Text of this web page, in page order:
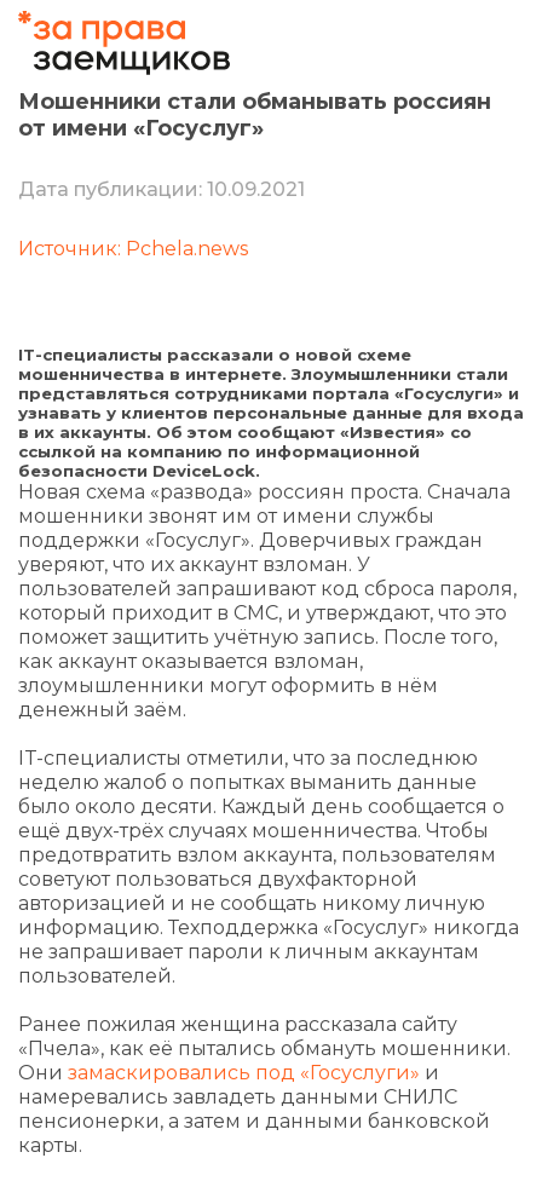
Мошенники стали обманывать россиян
от имени «Госуслуг»
Дата публикации: 10.09.2021
Источник: Pchela.news
IT-специалисты рассказали о новой схеме
мошенничества в интернете. Злоумышленники стали
представляться сотрудниками портала «Госуслуги» и
узнавать у клиентов персональные данные для входа
в их аккаунты. Об этом сообщают «Известия» со
ссылкой на компанию по информационной
безопасности DeviceLock.
Новая схема «развода» россиян проста. Сначала
мошенники звонят им от имени службы
поддержки «Госуслуг». Доверчивых граждан
уверяют, что их аккаунт взломан. У
пользователей запрашивают код сброса пароля,
который приходит в СМС, и утверждают, что это
поможет защитить учётную запись. После того,
как аккаунт оказывается взломан,
злоумышленники могут оформить в нём
денежный заём.
IT-специалисты отметили, что за последнюю
неделю жалоб о попытках выманить данные
было около десяти. Каждый день сообщается о
ещё двух-трёх случаях мошенничества. Чтобы
предотвратить взлом аккаунта, пользователям
советуют пользоваться двухфакторной
авторизацией и не сообщать никому личную
информацию. Техподдержка «Госуслуг» никогда
не запрашивает пароли к личным аккаунтам
пользователей.
Ранее пожилая женщина рассказала сайту
«Пчела», как её пытались обмануть мошенники.
Они замаскировались под «Госуслуги» и
намеревались завладеть данными СНИЛС
пенсионерки, а затем и данными банковской
карты.